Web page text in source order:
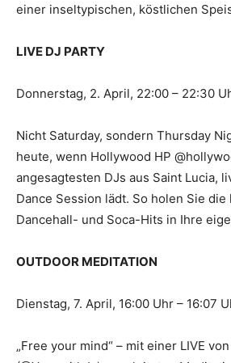
einer inseltypischen, köstlichen
LIVE DJ PARTY
Donnerstag, 2. April, 22:00 – 22:30
Nicht Saturday, sondern Thursday
heute, wenn Hollywood HP
angesagtesten DJs aus Saint Lucia,
Dance Session lädt. So holen Sie
Dancehall- und Soca-Hits in Ihre
OUTDOOR MEDITATION
Dienstag, 7. April, 16:00 Uhr – 16:07
„Free your mind“ – mit einer LIVE